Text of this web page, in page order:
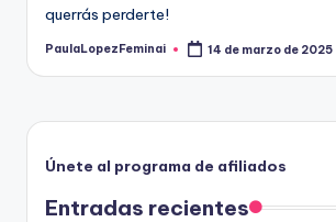
querrás perderte!
Publicado
PaulaLopezFeminai 14 de marzo de 2025
Únete al programa de afiliados
Entradas recientes